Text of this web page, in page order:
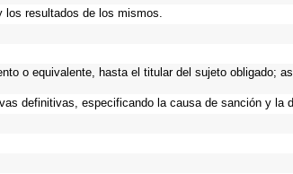
los resultados de los mismos.
o equivalente, hasta el titular del sujeto obligado;
definitivas, especificando la causa de sanción y la